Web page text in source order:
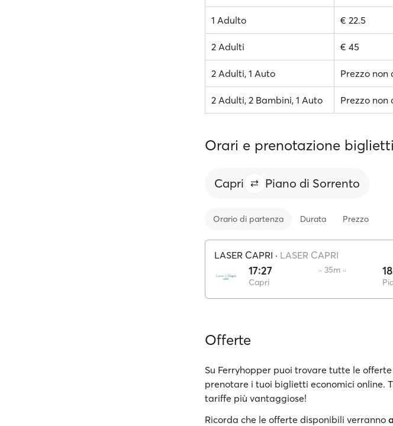
1 Adulto € 22.5
2 Adulti € 45
2 Adulti, 1 Auto Prezzo non
2 Adulti, 2 Bambini, 1 Auto Prezzo non
Orari e prenotazione
Capri Piano di Sorrento
Orario di partenza Durata Prezzo
LASER CAPRI · LASER CAPRI
17:27
Capri
·· 35m ··
Offerte
Su Ferryhopper puoi trovare tutte le
prenotare i tuoi biglietti economici online.
tariffe più vantaggiose!
Ricorda che le offerte disponibili verranno